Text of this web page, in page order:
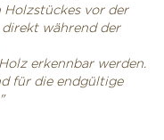
Holzstückes vor der
während der
erkennbar werden.
für die endgültige